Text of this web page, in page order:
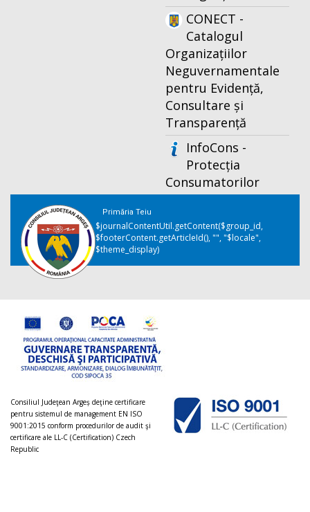
CONECT -
Catalogul
Organizațiilor
Neguvernamentale
pentru Evidență,
Consultare și
Transparență
InfoCons -
Protecția
Consumatorilor
Primăria Teiu
$journalContentUtil.getContent($group_id,
$footerContent.getArticleId(), "", "$locale",
$theme_display)
Consiliul Judeţean Argeș deţine certificare
pentru sistemul de management EN ISO
9001:2015 conform procedurilor de audit şi
certificare ale LL-C (Certification) Czech
Republic